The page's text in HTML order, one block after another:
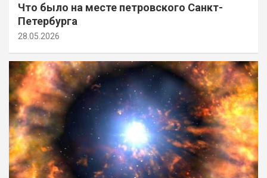
Что было на месте петровского Санкт-
Петербурга
28.05.2026